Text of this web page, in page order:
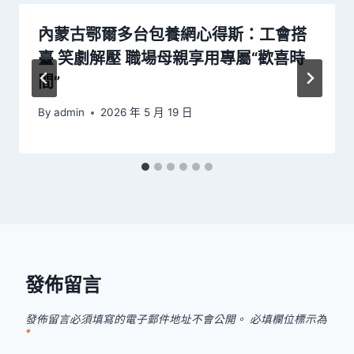
內蒙古鄂爾多台包養網心得斯：工會搭
臺 笑劇解壓 職場母親享用專屬“歡喜時
間”
By admin 2026 年 5 月 19 日
發佈留言
發佈留言必須填寫的電子郵件地址不會公開。 必填欄位標示為
*